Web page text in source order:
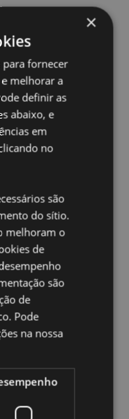
de Néctar
Não
empilham-se
o
Extra Grande:
na Puckator?
o cliente.
Profundidade
M 4.5x10x10cm
×
para fornecer
melhorar a
definir as
abaixo, e
em
no
são
do sítio.
melhoram o
de
são
de
Pode
na nossa